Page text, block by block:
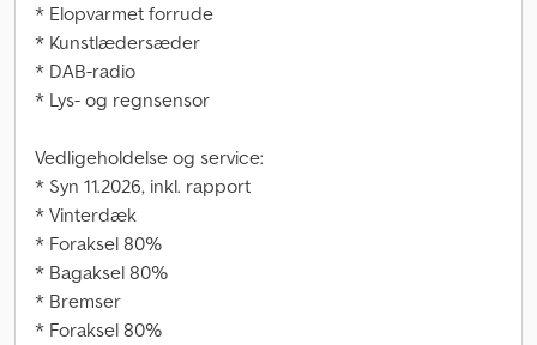
* Elopvarmet forrude
* Kunstlædersæder
* DAB-radio
* Lys- og regnsensor
Vedligeholdelse og service:
* Syn 11.2026, inkl. rapport
* Vinterdæk
* Foraksel 80%
* Bagaksel 80%
* Bremser
* Foraksel 80%